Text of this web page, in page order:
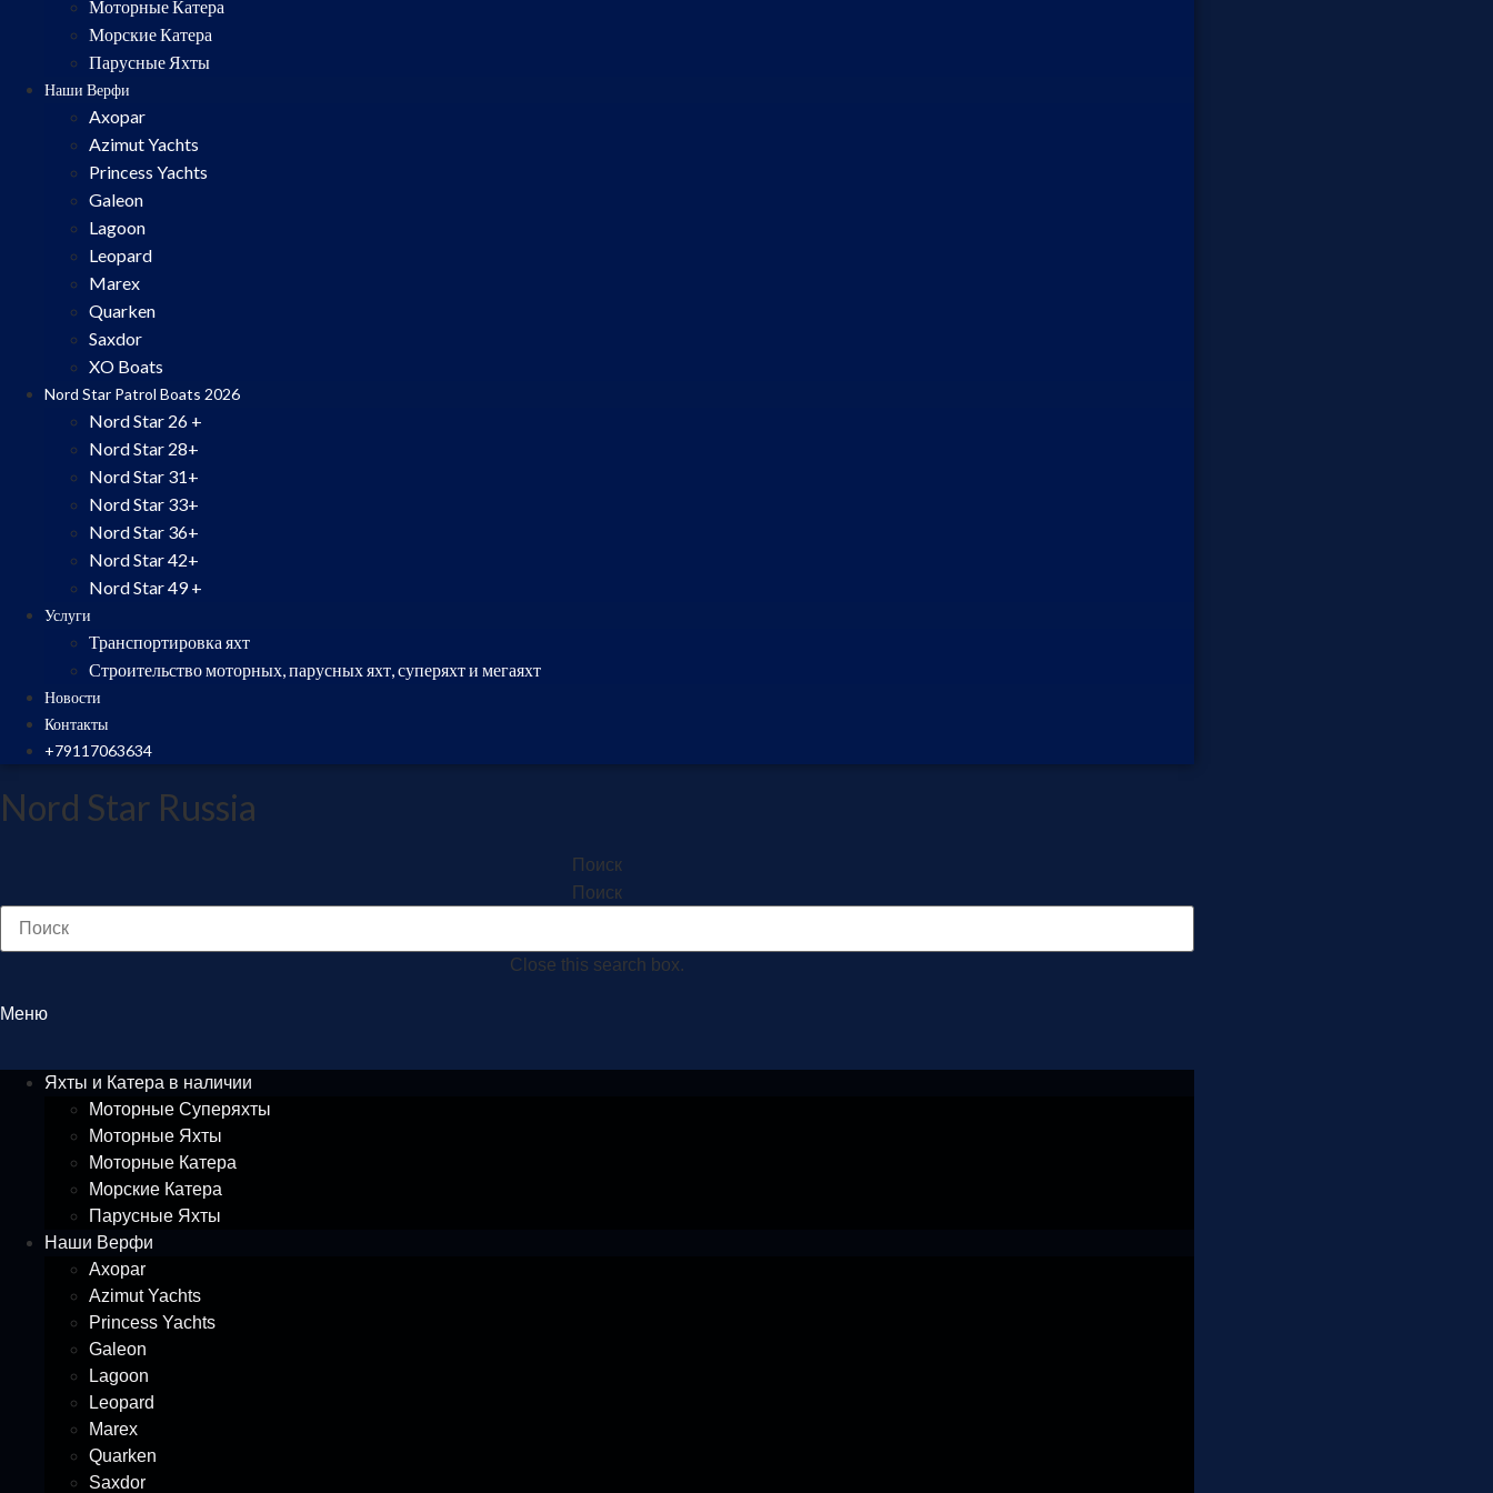
Моторные Катера
Морские Катера
Парусные Яхты
Наши Верфи
Axopar
Azimut Yachts
Princess Yachts
Galeon
Lagoon
Leopard
Marex
Quarken
Saxdor
XO Boats
Nord Star Patrol Boats 2026
Nord Star 26 +
Nord Star 28+
Nord Star 31+
Nord Star 33+
Nord Star 36+
Nord Star 42+
Nord Star 49 +
Услуги
Транспортировка яхт
Строительство моторных, парусных яхт, суперяхт и мегаяхт
Новости
Контакты
+79117063634
Nord Star Russia
Поиск
Поиск
Close this search box.
Меню
Яхты и Катера в наличии
Моторные Суперяхты
Моторные Яхты
Моторные Катера
Морские Катера
Парусные Яхты
Наши Верфи
Axopar
Azimut Yachts
Princess Yachts
Galeon
Lagoon
Leopard
Marex
Quarken
Saxdor